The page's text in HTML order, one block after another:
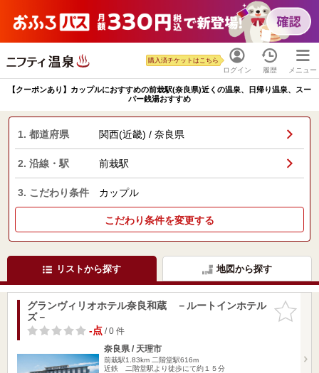
ログイン
購入済チケットはこちら
履歴 メニュー
【クーポンあり】カップルにおすすめの前栽駅(奈良県)近くの温泉、日帰り温泉、スー
パー銭湯おすすめ
1. 都道府県 関西(近畿) / 奈良県
2. 沿線・駅 前栽駅
3. こだわり条件 カップル
こだわり条件を変更する
リストから探す 地図から探す
お気に入
りに追加
グランヴィリオホテル奈良和蔵 －ルートインホテル
ズ－
-点/ 0 件
奈良県 / 天理市
前栽駅1.83km 二階堂駅616m
近鉄 二階堂駅より徒歩にて約１５分